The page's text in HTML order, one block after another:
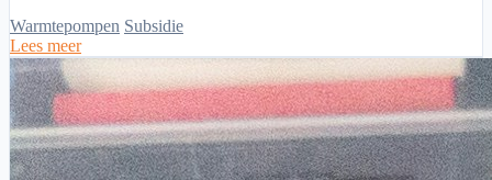
Warmtepompen Subsidie
Lees meer